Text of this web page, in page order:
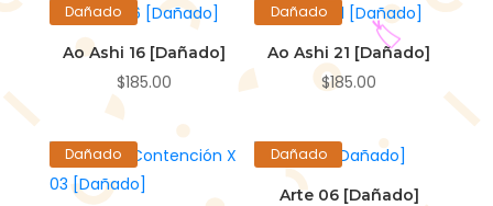
Dañado
Ao Ashi 16 [Dañado]
$185.00
Dañado
Ao Ashi 21 [Dañado]
$185.00
Dañado Dañado
Arte 06 [Dañado]
🏷️
🌸